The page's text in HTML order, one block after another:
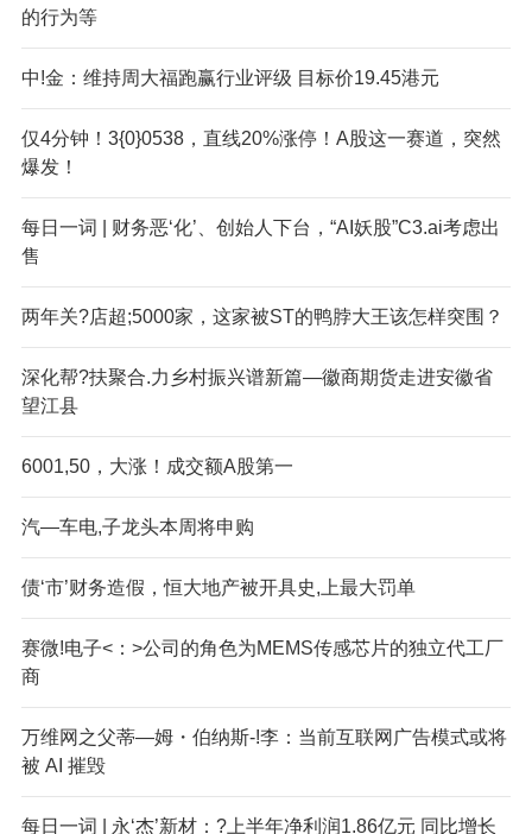
的行为等
中!金：维持周大福跑赢行业评级 目标价19.45港元
仅4分钟！3{0}0538，直线20%涨停！A股这一赛道，突然
爆发！
每日一词 | 财务恶‘化’、创始人下台，“AI妖股”C3.ai考虑出
售
两年关?店超;5000家，这家被ST的鸭脖大王该怎样突围？
深化帮?扶聚合.力乡村振兴谱新篇—徽商期货走进安徽省
望江县
6001,50，大涨！成交额A股第一
汽—车电,子龙头本周将申购
债‘市’财务造假，恒大地产被开具史,上最大罚单
赛微!电子<：>公司的角色为MEMS传感芯片的独立代工厂
商
万维网之父蒂—姆・伯纳斯-!李：当前互联网广告模式或将
被 AI 摧毁
每日一词 | 永‘杰’新材：?上半年净利润1.86亿元 同比增长